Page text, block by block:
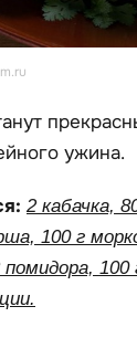
ужина.
2 кабачка,
100 г